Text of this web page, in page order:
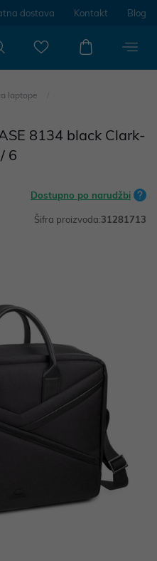
dostava Kontakt Blog
laptope
8134 black Clark-
6
Dostupno po narudžbi
Šifra proizvoda:31281713